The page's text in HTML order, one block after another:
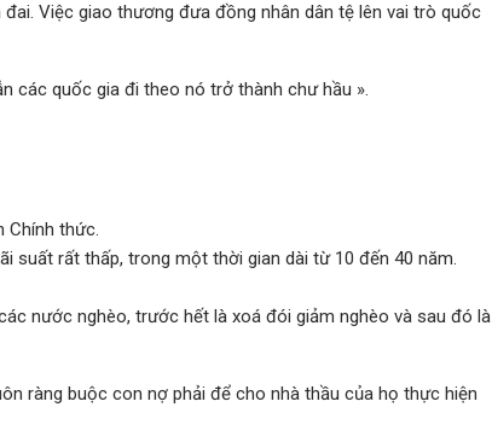
Việc giao thương đưa đồng nhân dân tệ lên vai trò quốc
các quốc gia đi theo nó trở thành chư hầu ».
Chính thức.
suất rất thấp, trong một thời gian dài từ 10 đến 40 năm.
nước nghèo, trước hết là xoá đói giảm nghèo và sau đó là
ràng buộc con nợ phải để cho nhà thầu của họ thực hiện